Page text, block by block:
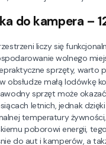
do kampera –
liczy się
wolnego
sprzęty, warto
obsłudze małą lodówkę
sprzęt może
letnich, jednak
temperatury
poborowi energii,
do aut i kamperów, a